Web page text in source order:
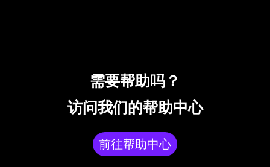
需要帮助吗？
访问我们的帮助中心
前往帮助中心